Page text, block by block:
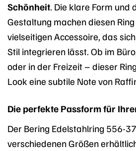
Schönheit. Die klare Form und
Gestaltung machen diesen
vielseitigen Accessoire, das
Stil integrieren lässt. Ob im
oder in der Freizeit – dieser
Look eine subtile Note von
Die perfekte Passform für
Der Bering Edelstahlring 556-
verschiedenen Größen